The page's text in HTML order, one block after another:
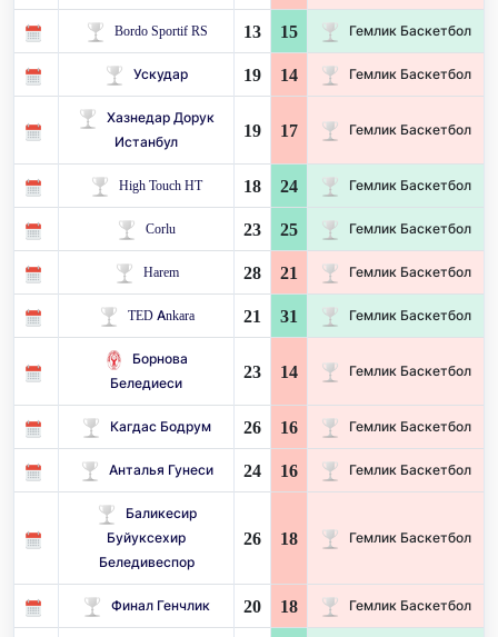
Bordo Sportif RS 13 15 Гемлик Баскетбол
Ускудар 19 14 Гемлик Баскетбол
Хазнедар Дорук
Истанбул
19 17 Гемлик Баскетбол
High Touch HT 18 24 Гемлик Баскетбол
Corlu 23 25 Гемлик Баскетбол
Harem 28 21 Гемлик Баскетбол
TED Ankara 21 31 Гемлик Баскетбол
Борнова
Беледиеси
23 14 Гемлик Баскетбол
Кагдас Бодрум 26 16 Гемлик Баскетбол
Анталья Гунеси 24 16 Гемлик Баскетбол
Баликесир
Буйуксехир
Беледивеспор
26 18 Гемлик Баскетбол
Финал Генчлик 20 18 Гемлик Баскетбол